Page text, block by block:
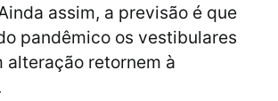
assim, a previsão é que
pandêmico os vestibulares
alteração retornem à